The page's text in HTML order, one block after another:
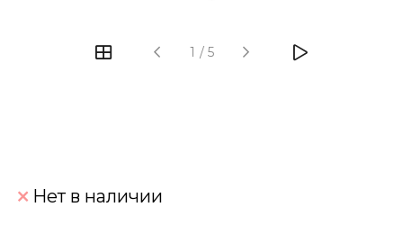
1 / 5
Нет в наличии